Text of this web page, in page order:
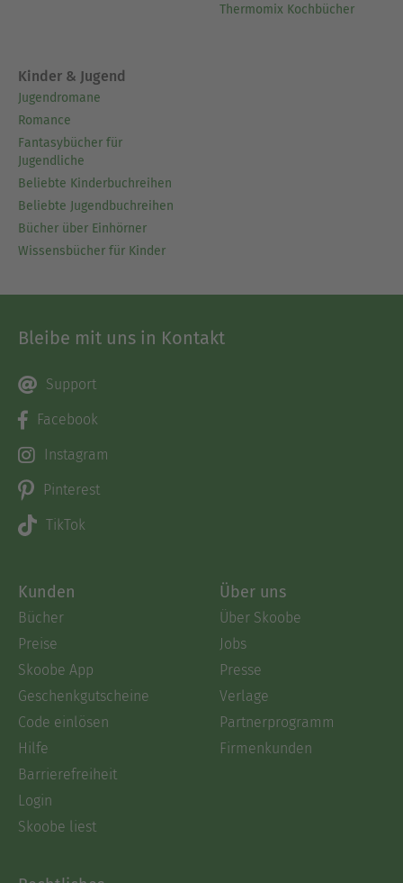
Thermomix Kochbücher
Kinder & Jugend
Jugendromane
Romance
Fantasybücher für
Jugendliche
Beliebte Kinderbuchreihen
Beliebte Jugendbuchreihen
Bücher über Einhörner
Wissensbücher für Kinder
Bleibe mit uns in Kontakt
Support
Facebook
Instagram
Pinterest
TikTok
Kunden
Bücher
Preise
Skoobe App
Geschenkgutscheine
Code einlösen
Hilfe
Barrierefreiheit
Login
Skoobe liest
Über uns
Über Skoobe
Jobs
Presse
Verlage
Partnerprogramm
Firmenkunden